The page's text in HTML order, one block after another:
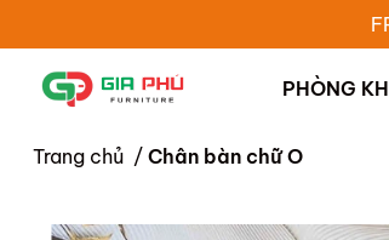
PHÒNG
Trang chủ / Chân bàn chữ O